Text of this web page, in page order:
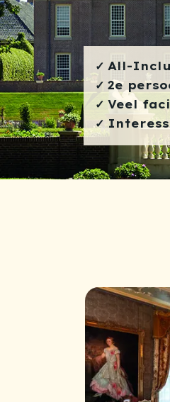
All-
2e
Veel